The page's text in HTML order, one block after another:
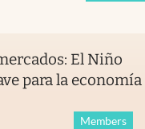
El Niño
para la economía
Members